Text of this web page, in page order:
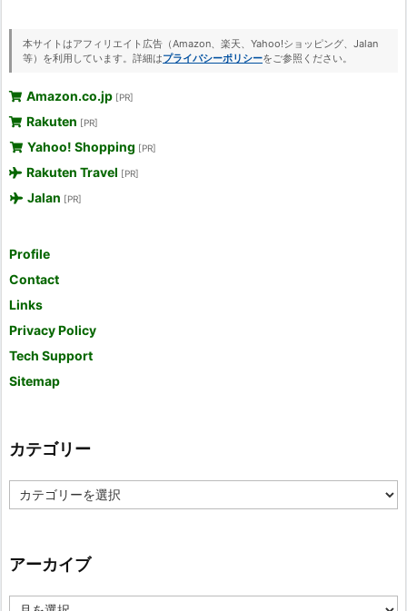
本サイトはアフィリエイト広告（Amazon、楽天、Yahoo!ショッピング、Jalan
等）を利用しています。詳細はプライバシーポリシーをご参照ください。
Amazon.co.jp [PR]
Rakuten [PR]
Yahoo! Shopping [PR]
Rakuten Travel [PR]
Jalan [PR]
Profile
Contact
Links
Privacy Policy
Tech Support
Sitemap
カテゴリー
テ
ー
アーカイブ